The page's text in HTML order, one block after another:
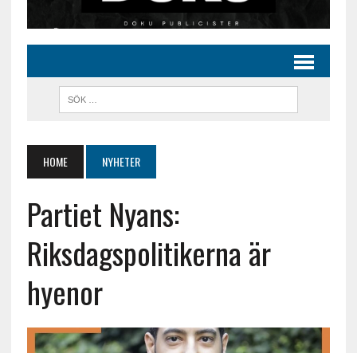
HOME NYHETER
Partiet Nyans:
Riksdagspolitikerna är
hyenor